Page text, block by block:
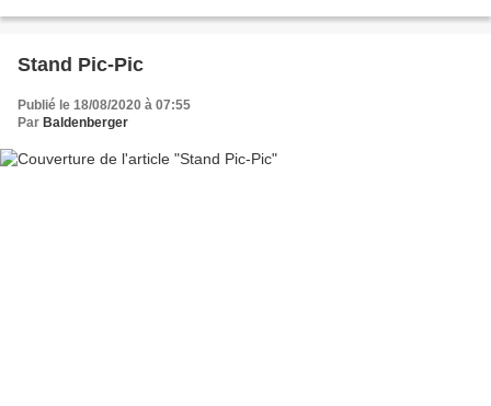
Stand Pic-Pic
Publié le 18/08/2020 à 07:55
Par Baldenberger